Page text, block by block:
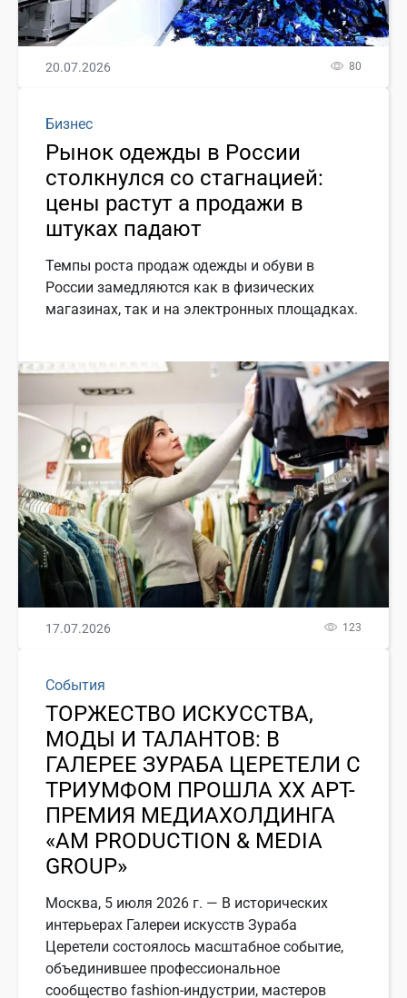
20.07.2026 80
Бизнес
Рынок одежды в России
столкнулся со стагнацией:
цены растут а продажи в
штуках падают
Темпы роста продаж одежды и обуви в
России замедляются как в физических
магазинах, так и на электронных площадках.
17.07.2026 123
События
ТОРЖЕСТВО ИСКУССТВА,
МОДЫ И ТАЛАНТОВ: В
ГАЛЕРЕЕ ЗУРАБА ЦЕРЕТЕЛИ С
ТРИУМФОМ ПРОШЛА ХХ АРТ-
ПРЕМИЯ МЕДИАХОЛДИНГА
«АМ PRODUCTION & MEDIA
GROUP»
Москва, 5 июля 2026 г. — В исторических
интерьерах Галереи искусств Зураба
Церетели состоялось масштабное событие,
объединившее профессиональное
сообщество fashion-индустрии, мастеров